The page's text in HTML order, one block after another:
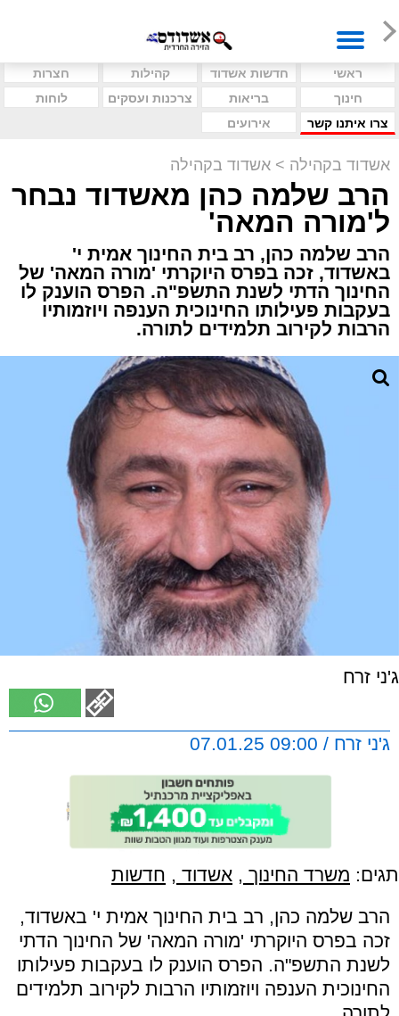
ראשי חדשות אשדוד קהילות
חצרות
חינוך
בריאות צרכנות ועסקים
לוחות
צרו איתנו קשר
אירועים
אשדוד בקהילה > אשדוד בקהילה
הרב שלמה כהן מאשדוד נבחר
ל'מורה המאה'
הרב שלמה כהן, רב בית החינוך אמית י'
באשדוד, זכה בפרס היוקרתי 'מורה המאה' של
החינוך הדתי לשנת התשפ"ה. הפרס הוענק לו
בעקבות פעילותו החינוכית הענפה ויוזמותיו
הרבות לקירוב תלמידים לתורה.
ג'ני זרח
ג'ני זרח / 09:00 07.01.25
תגים: משרד החינוך , אשדוד , חדשות
הרב שלמה כהן, רב בית החינוך אמית י' באשדוד,
זכה בפרס היוקרתי 'מורה המאה' של החינוך הדתי
לשנת התשפ"ה. הפרס הוענק לו בעקבות פעילותו
החינוכית הענפה ויוזמותיו הרבות לקירוב תלמידים